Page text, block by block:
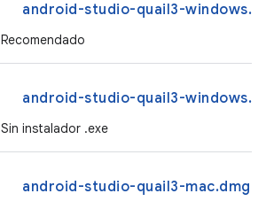
android-studio-quail3-
Recomendado
android-studio-quail3-
Sin instalador .exe
android-studio-quail3-mac.dmg